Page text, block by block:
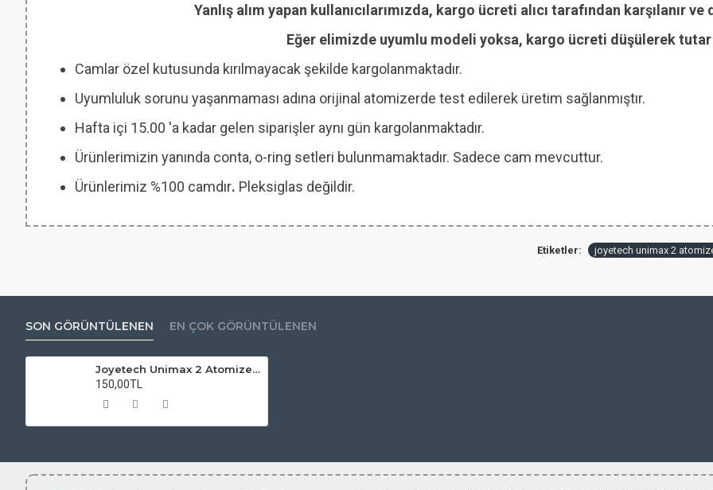
Yanlış alım yapan kullanıcılarımızda, kargo ücreti alıcı tarafından karşılanır
Eğer elimizde uyumlu modeli yoksa, kargo ücreti düşülerek
Camlar özel kutusunda kırılmayacak şekilde kargolanmaktadır.
Uyumluluk sorunu yaşanmaması adına orijinal atomizerde test edilerek üretim sağlanmıştır.
Hafta içi 15.00 'a kadar gelen siparişler aynı gün kargolanmaktadır.
Ürünlerimizin yanında conta, o-ring setleri bulunmamaktadır. Sadece cam mevcuttur.
Ürünlerimiz %100 camdır. Pleksiglas değildir.
Etiketler: joyetech unimax 2
SON GÖRÜNTÜLENEN EN ÇOK GÖRÜNTÜLENEN
Joyetech Unimax 2 Atomizer Camı
150,00TL